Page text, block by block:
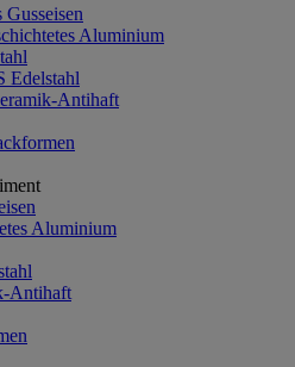
Aluminium
Edelstahl
Antihaft
Aluminium
Antihaft